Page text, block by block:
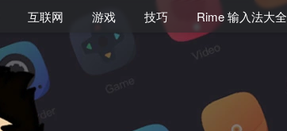
互联网 游戏 技巧 Rime 输入法大全